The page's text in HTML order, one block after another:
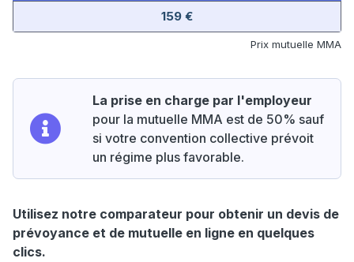
159 €
Prix mutuelle MMA
La prise en charge par l'employeur
pour la mutuelle MMA est de 50% sauf
si votre convention collective prévoit
un régime plus favorable.
Utilisez notre comparateur pour obtenir un devis de
prévoyance et de mutuelle en ligne en quelques
clics.